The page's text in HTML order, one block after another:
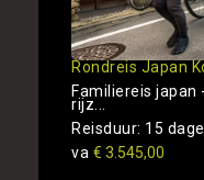
Rondreis Japan
Familiereis japan
rijz...
Reisduur: 15
va € 3.545,00